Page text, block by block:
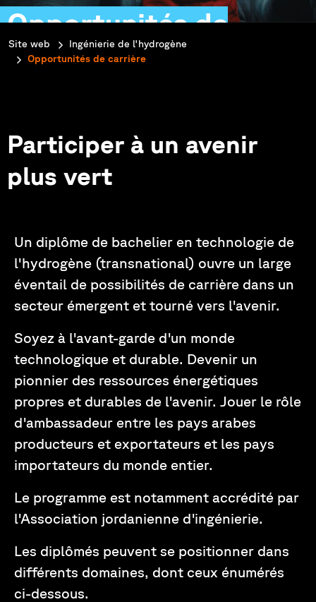
Opportunités de
carrière
You are here:
Site web
Ingénierie de l'hydrogène
Opportunités de carrière
Participer à un avenir
plus vert
Un diplôme de bachelier en technologie de
l'hydrogène (transnational) ouvre un large
éventail de possibilités de carrière dans un
secteur émergent et tourné vers l'avenir.
Soyez à l'avant-garde d'un monde
technologique et durable. Devenir un
pionnier des ressources énergétiques
propres et durables de l'avenir. Jouer le rôle
d'ambassadeur entre les pays arabes
producteurs et exportateurs et les pays
importateurs du monde entier.
Le programme est notamment accrédité par
l'Association jordanienne d'ingénierie.
Les diplômés peuvent se positionner dans
différents domaines, dont ceux énumérés
ci-dessous.